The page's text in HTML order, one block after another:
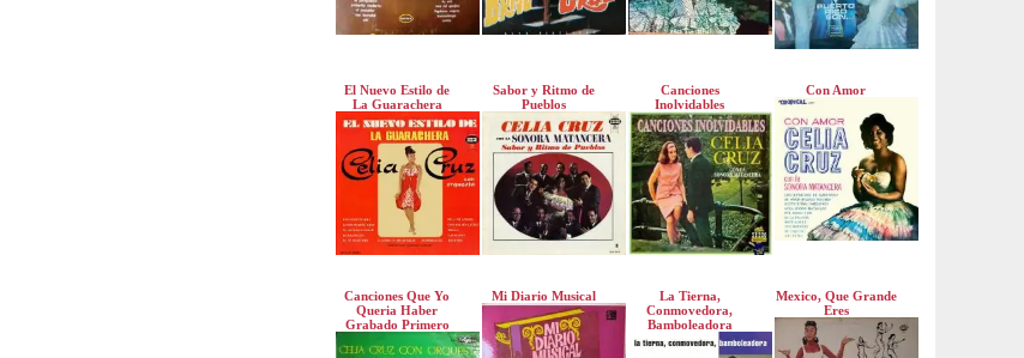
El Nuevo Estilo de
La Guarachera
Sabor y Ritmo de
Pueblos
Canciones
Inolvidables
Con Amor
Canciones Que Yo
Queria Haber
Grabado Primero
Mi Diario Musical
La Tierna,
Conmovedora,
Bamboleadora
Mexico, Que Grande
Eres